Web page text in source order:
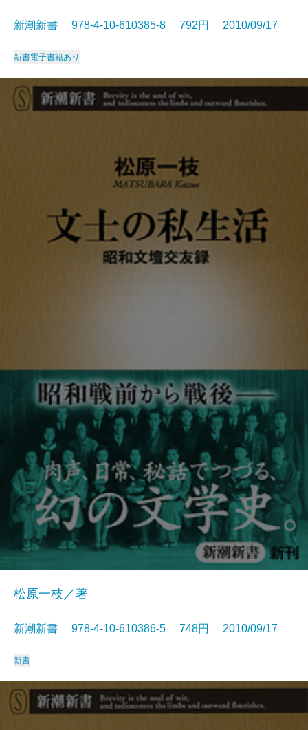
新潮新書 978-4-10-610385-8 792円 2010/09/17
新書電子書籍あり
松原一枝／著
新潮新書 978-4-10-610386-5 748円 2010/09/17
新書